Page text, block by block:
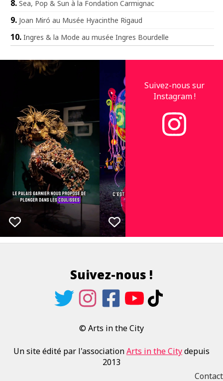
Sea, Pop & Sun à la Fondation Carmignac
Joan Miró au Musée Hyacinthe Rigaud
Ingres & la Mode au musée Ingres Bourdelle
Suivez-nous sur
Instagram !
Suivez-nous !
© Arts in the City
Un site édité par l'associationArts in the Citydepuis
2013
Contact